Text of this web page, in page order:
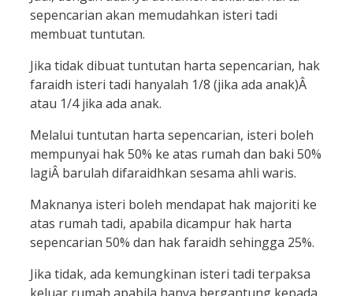
sepencarian akan memudahkan isteri tadi
membuat tuntutan.
Jika tidak dibuat tuntutan harta sepencarian, hak
faraidh isteri tadi hanyalah 1/8 (jika ada anak)Â
atau 1/4 jika ada anak.
Melalui tuntutan harta sepencarian, isteri boleh
mempunyai hak 50% ke atas rumah dan baki 50%
lagiÂ barulah difaraidhkan sesama ahli waris.
Maknanya isteri boleh mendapat hak majoriti ke
atas rumah tadi, apabila dicampur hak harta
sepencarian 50% dan hak faraidh sehingga 25%.
Jika tidak, ada kemungkinan isteri tadi terpaksa